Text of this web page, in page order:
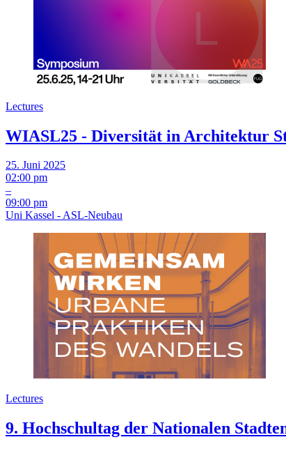
Lectures
WIASL25 - Diversität in Architektur
25. Juni 2025
02:00 pm
–
09:00 pm
Uni Kassel - ASL-Neubau
Lectures
9. Hochschultag der Nationalen